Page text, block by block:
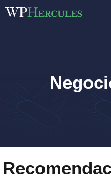
Saltar